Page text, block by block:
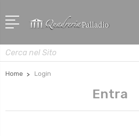
Cerca
Home Login
Entra